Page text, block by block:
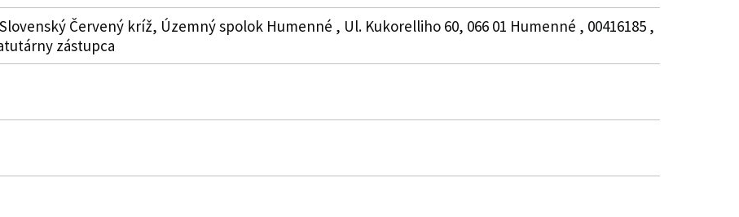
Červený kríž, Územný spolok Humenné , Ul. Kukorelliho 60, 066 01 Humenné , 00416185 ,
zástupca